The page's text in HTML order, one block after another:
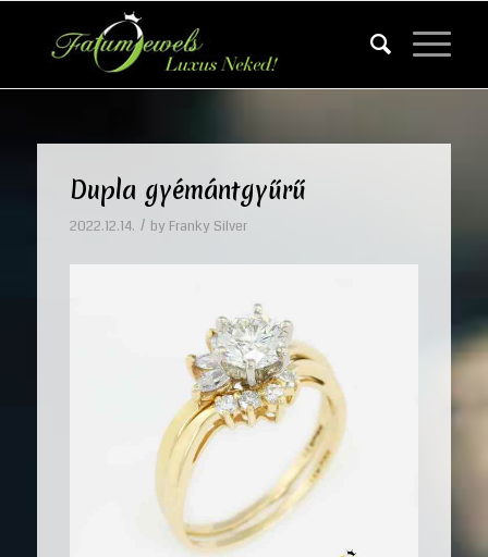
Dupla gyémántgyűrű
2022.12.14. / by Franky Silver